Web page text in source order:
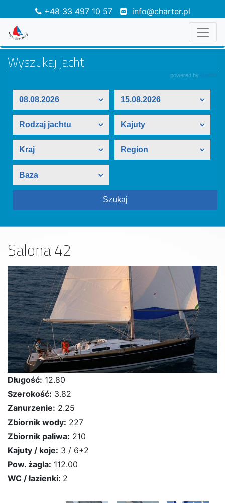
+48 33 497 10 57 info@charter.pl
Salona 42
Długość: 12.80
Szerokość: 3.82
Zanurzenie: 2.25
Zbiornik wody: 227
Zbiornik paliwa: 210
Kajuty / koje: 3 / 6+2
Pow. żagla: 112.00
WC / łazienki: 2